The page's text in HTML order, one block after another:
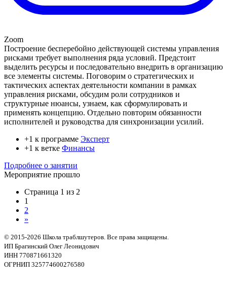
Zoom
Построение бесперебойно действующей системы управления
рисками требует выполнения ряда условий. Предстоит
выделить ресурсы и последовательно внедрить в организацию
все элементы системы. Поговорим о стратегических и
тактических аспектах деятельности компании в рамках
управления рисками, обсудим роли сотрудников и
структурные нюансы, узнаем, как сформулировать и
применять концепцию. Отдельно повторим обязанности
исполнителей и руководства для синхронизации усилий.
+1 к программе Эксперт
+1 к ветке Финансы
Подробнее о занятии
Мероприятие прошло
Страница 1 из 2
1
2
»
© 2015-2026 Школа траблшутеров. Все права защищены.
ИП Брагинский Олег Леонидович
ИНН 770871661320
ОГРНИП 325774600276580